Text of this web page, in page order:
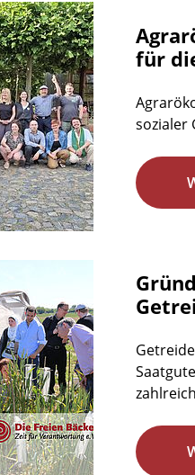
für
sozialer